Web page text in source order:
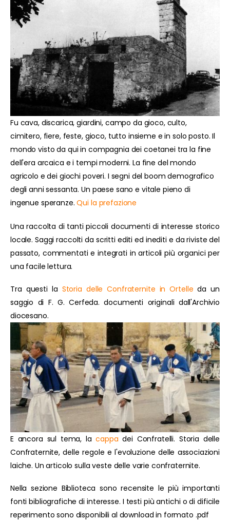
Fu cava, discarica, giardini, campo da gioco, culto,
cimitero, fiere, feste, gioco, tutto insieme e in solo posto. Il
mondo visto da qui in compagnia dei coetanei tra la fine
dell'era arcaica e i tempi moderni. La fine del mondo
agricolo e dei giochi poveri. I segni del boom demografico
degli anni sessanta. Un paese sano e vitale pieno di
ingenue speranze.Qui la prefazione
Una raccolta di tanti piccoli documenti di interesse storico
locale. Saggi raccolti da scritti editi ed inediti e da riviste del
passato, commentati e integrati in articoli più organici per
una facile lettura.
Tra questi la Storia delle Confraternite in Ortelle da un
saggio di F. G. Cerfeda. documenti originali dall'Archivio
diocesano.
E ancora sul tema, lacappa dei Confratelli. Storia delle
Confraternite, delle regole e l'evoluzione delle associazioni
laiche. Un articolo sulla veste delle varie confraternite.
Nella sezione Biblioteca sono recensite le più importanti
fonti bibliografiche di interesse. I testi più antichi o di dificile
reperimento sono disponibili al download in formato .pdf